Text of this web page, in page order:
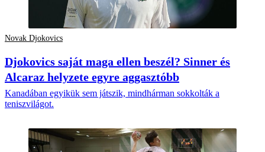
Novak Djokovics
Djokovics saját maga ellen beszél? Sinner és
Alcaraz helyzete egyre aggasztóbb
Kanadában egyikük sem játszik, mindhárman sokkolták a
teniszvilágot.